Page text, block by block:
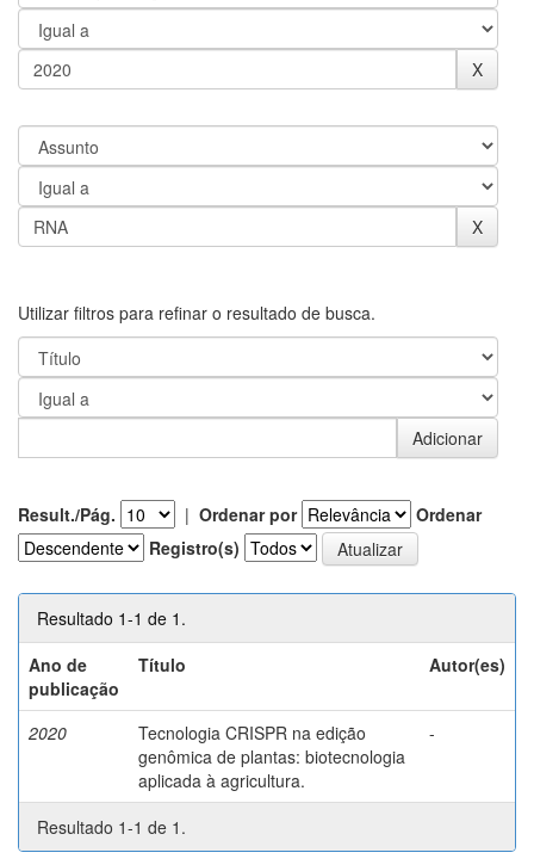
Utilizar filtros para refinar o resultado de busca.
Result./Pág. | Ordenar por
Ordenar
Registro(s)
Resultado 1-1 de 1.
Ano de
publicação
Título Autor(es)
2020
Tecnologia CRISPR na edição
genômica de plantas: biotecnologia
aplicada à agricultura.
-
Resultado 1-1 de 1.